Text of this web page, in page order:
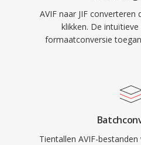
AVIF naar JIF
klikken. De
formaatconversie
Tientallen AVIF-